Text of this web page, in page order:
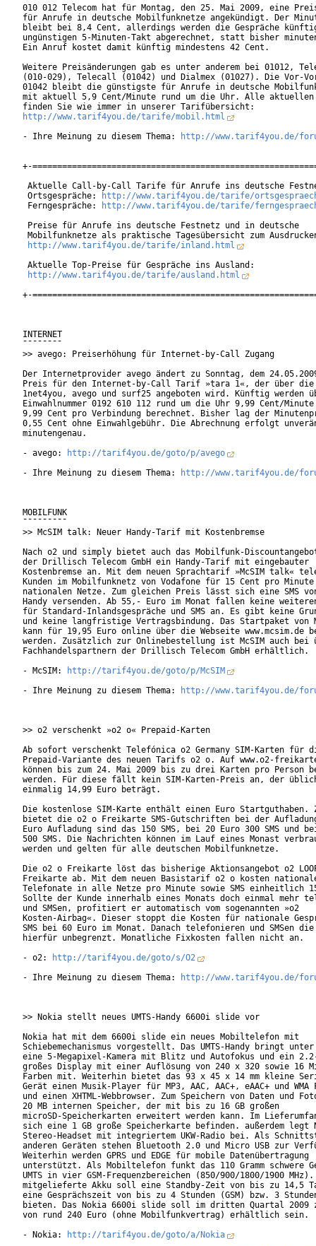
010 012 Telecom hat für Montag, den 25. Mai 2009, eine
für Anrufe in deutsche Mobilfunknetze angekündigt. Der
bleibt bei 8,4 Cent, allerdings werden die Gespräche
ungünstigen 5-Minuten-Takt abgerechnet, statt bisher
Ein Anruf kostet damit künftig mindestens 42 Cent.
Weitere Preisänderungen gab es unter anderem bei 01012,
(010-029), Telecall (01042) und Dialmex (01027). Die Vor-
01042 bleibt die günstigste für Anrufe in deutsche
mit aktuell 5,9 Cent/Minute rund um die Uhr. Alle aktuellen
http://www.tarif4you.de/tarife/mobil.html
- Ihre Meinung zu diesem Thema:
http://www.tarif4you.de/
+-
Aktuelle Call-by-Call Tarife für Anrufe ins deutsche
Ortsgespräche:
http://www.tarif4you.de/tarife/
Ferngespräche:
http://www.tarif4you.de/tarife/
Preise für Anrufe ins deutsche Festnetz und in deutsche
Mobilfunknetze als praktische Tagesübersicht zum
http://www.tarif4you.de/tarife/inland.html
Aktuelle Top-Preise für Gespräche ins Ausland:
http://www.tarif4you.de/tarife/ausland.html
+-
INTERNET
¯¯¯¯¯¯¯¯
>> avego: Preiserhöhung für Internet-by-Call Zugang
Der Internetprovider avego ändert zu Sonntag, dem
Preis für den Internet-by-Call Tarif »tara 1«, der über die
1net4you, avego und surf25 angeboten wird. Künftig werden
Einwahlnummer 0192 610 112 rund um die Uhr 9,99 Cent/
9,99 Cent pro Verbindung berechnet. Bisher lag der
0,55 Cent ohne Einwahlgebühr. Die Abrechnung erfolgt
minutengenau.
- avego:
http://tarif4you.de/goto/p/avego
- Ihre Meinung zu diesem Thema:
http://www.tarif4you.de/
MOBILFUNK
¯¯¯¯¯¯¯¯¯
>> McSIM talk: Neuer Handy-Tarif mit Kostenbremse
Nach o2 und simply bietet auch das Mobilfunk-Discountangebot
der Drillisch Telecom GmbH ein Handy-Tarif mit eingebauter
Kostenbremse an. Mit dem neuen Sprachtarif »McSIM talk«
Kunden im Mobilfunknetz von Vodafone für 15 Cent pro
nationalen Netze. Zum gleichen Preis lässt sich eine SMS
Handy versenden. Ab 55,- Euro im Monat fallen keine
für Standard-Inlandsgespräche und SMS an. Es gibt keine
und keine langfristige Vertragsbindung. Das Startpaket von
kann für 19,95 Euro online über die Webseite www.mcsim.de
werden. Zusätzlich zur Onlinebestellung ist McSIM auch bei
Fachhandelspartnern der Drillisch Telecom GmbH
- McSIM:
http://tarif4you.de/goto/p/McSIM
- Ihre Meinung zu diesem Thema:
http://www.tarif4you.de/
>> o2 verschenkt »o2 o« Prepaid-Karten
Ab sofort verschenkt Telefónica o2 Germany SIM-Karten für
Prepaid-Variante des neuen Tarifs o2 o. Auf www.o2-
können bis zum 24. Mai 2009 bis zu drei Karten pro Person
werden. Für diese fällt kein SIM-Karten-Preis an, der
einmalig 14,99 Euro beträgt.
Die kostenlose SIM-Karte enthält einen Euro Startguthaben.
bietet die o2 o Freikarte SMS-Gutschriften bei der
Euro Aufladung sind das 150 SMS, bei 20 Euro 300 SMS und
500 SMS. Die Nachrichten können im Lauf eines Monast
werden und gelten für alle deutschen Mobilfunknetze.
Die o2 o Freikarte löst das bisherige Aktionsangebot o2
Freikarte ab. Mit dem neuen Basistarif o2 o kosten
Telefonate in alle Netze pro Minute sowie SMS einheitlich
Sollte der Kunde innerhalb eines Monats doch einmal mehr
und SMSen, profitiert er automatisch vom sogenannten »o2
Kosten-Airbag«. Dieser stoppt die Kosten für nationale
SMS bei 60 Euro im Monat. Danach telefonieren und SMSen die
hierfür unbegrenzt. Monatliche Fixkosten fallen
- o2:
http://tarif4you.de/goto/s/O2
- Ihre Meinung zu diesem Thema:
http://www.tarif4you.de/
>> Nokia stellt neues UMTS-Handy 6600i slide vor
Nokia hat mit dem 6600i slide ein neues Mobiltelefon mit
Schiebemechanismus vorgestellt. Das UMTS-Handy bringt unter
eine 5-Megapixel-Kamera mit Blitz und Autofokus und ein
großes Display mit einer Auflösung von 240 x 320 sowie 16
Farben mit. Weiterhin bietet das 93 x 45 x 14 mm kleine
Gerät einen Musik-Player für MP3, AAC, AAC+, eAAC+ und WMA
und einen XHTML-Webbrowser. Zum Speichern von Daten und
20 MB internen Speicher, der mit bis zu 16 GB großen
microSD-Speicherkarten erweitert werden kann. Im
sich eine 1 GB große Speicherkarte befinden. außerdem legt
Stereo-Headset mit integriertem UKW-Radio bei. Als
anderen Geräten stehen Bluetooth 2.0 und Micro USB zur
Weiterhin werden GPRS und EDGE für mobile Datenübertragung
unterstützt. Als Mobiltelefon funkt das 110 Gramm schwere
UMTS in vier GSM-Frequenzbereichen (850/900/1800/1900
mitgelieferte Akku soll eine Standby-Zeit von bis zu 14,5
eine Gesprächszeit von bis zu 4 Stunden (GSM) bzw. 3
bieten. Das Nokia 6600i slide soll im dritten Quartal 2009
von rund 240 Euro (ohne Mobilfunkvertrag) erhältlich sein.
- Nokia:
http://tarif4you.de/goto/a/Nokia